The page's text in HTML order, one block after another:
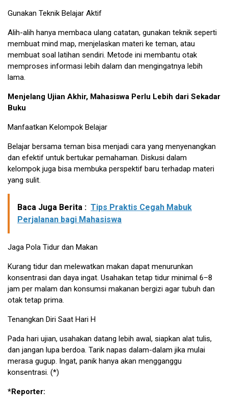
Gunakan Teknik Belajar Aktif
Alih-alih hanya membaca ulang catatan, gunakan teknik seperti
membuat mind map, menjelaskan materi ke teman, atau
membuat soal latihan sendiri. Metode ini membantu otak
memproses informasi lebih dalam dan mengingatnya lebih
lama.
Menjelang Ujian Akhir, Mahasiswa Perlu Lebih dari Sekadar
Buku
Manfaatkan Kelompok Belajar
Belajar bersama teman bisa menjadi cara yang menyenangkan
dan efektif untuk bertukar pemahaman. Diskusi dalam
kelompok juga bisa membuka perspektif baru terhadap materi
yang sulit.
Baca Juga Berita : Tips Praktis Cegah Mabuk
Perjalanan bagi Mahasiswa
Jaga Pola Tidur dan Makan
Kurang tidur dan melewatkan makan dapat menurunkan
konsentrasi dan daya ingat. Usahakan tetap tidur minimal 6–8
jam per malam dan konsumsi makanan bergizi agar tubuh dan
otak tetap prima.
Tenangkan Diri Saat Hari H
Pada hari ujian, usahakan datang lebih awal, siapkan alat tulis,
dan jangan lupa berdoa. Tarik napas dalam-dalam jika mulai
merasa gugup. Ingat, panik hanya akan mengganggu
konsentrasi. (*)
*Reporter: